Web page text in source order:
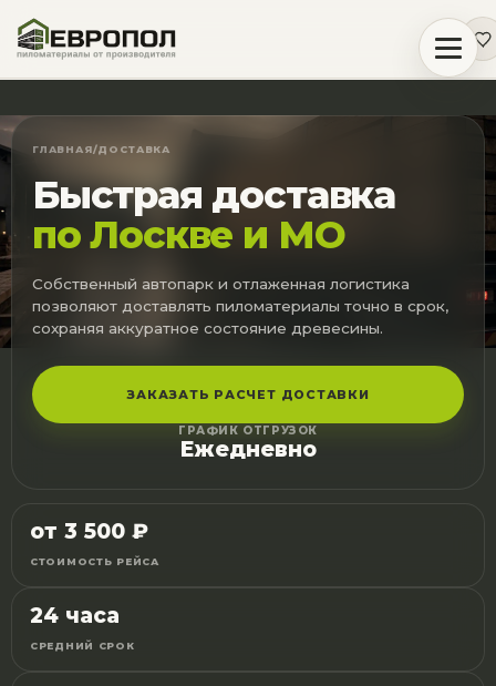
ГЛАВНАЯ/ДОСТАВКА
Быстрая доставка
по Лоскве и МО
Собственный автопарк и отлаженная логистика
позволяют доставлять пиломатериалы точно в срок,
сохраняя аккуратное состояние древесины.
ЗАКАЗАТЬ РАСЧЕТ ДОСТАВКИ
ГРАФИК ОТГРУЗОК
Ежедневно
от 3 500 ₽
СТОИМОСТЬ РЕЙСА
24 часа
СРЕДНИЙ СРОК